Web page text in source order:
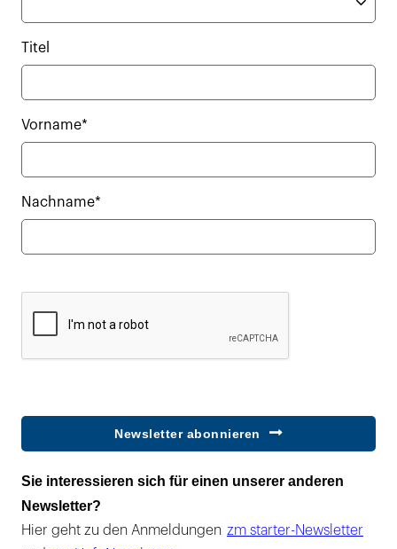
Titel
Vorname*
Nachname*
Newsletter abonnieren
Sie interessieren sich für einen unserer anderen
Newsletter?
Hier geht zu den Anmeldungen zm starter-Newsletter